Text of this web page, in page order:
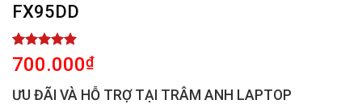
FX95DD
Rated
5.00
out of 5
based on
2
customer
700.000₫
ƯU ĐÃI VÀ HỖ TRỢ TẠI TRÂM ANH LAPTOP